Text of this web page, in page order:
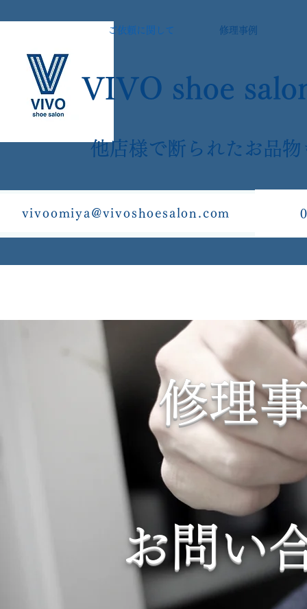
VIVO shoe
他店様で断られたお品物
ご依頼に関して 修理事例
vivoomiya@vivoshoesalon.com
修理
お問い